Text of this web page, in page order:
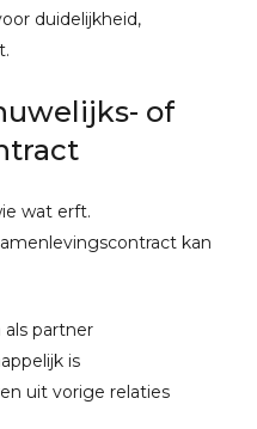
duidelijkheid,
of
wat erft.
kan
partner
is
uit vorige relaties